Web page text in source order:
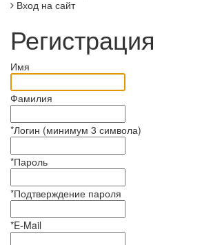
Вход на сайт
Регистрация
Имя
Фамилия
*Логин (минимум 3 символа)
*Пароль
*Подтверждение пароля
*E-Mail